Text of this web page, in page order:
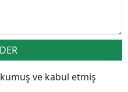
ve kabul etmiş